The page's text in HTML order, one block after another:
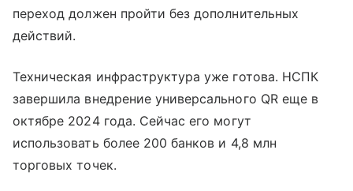
переход должен пройти без дополнительных
действий.
Техническая инфраструктура уже готова. НСПК
завершила внедрение универсального QR еще в
октябре 2024 года. Сейчас его могут
использовать более 200 банков и 4,8 млн
торговых точек.